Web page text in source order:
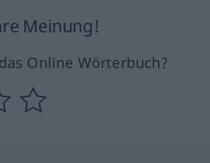
Meinung!
Online Wörterbuch?